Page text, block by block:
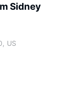
Sidney
US